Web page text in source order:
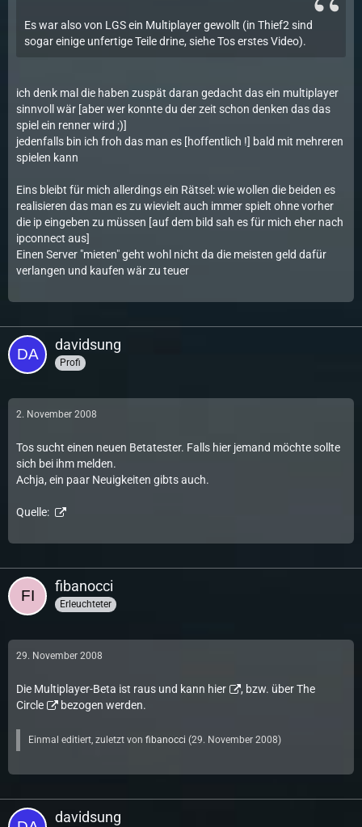
Es war also von LGS ein Multiplayer gewollt (in Thief2 sind
sogar einige unfertige Teile drine, siehe Tos erstes Video).
ich denk mal die haben zuspät daran gedacht das ein multiplayer
sinnvoll wär [aber wer konnte du der zeit schon denken das das
spiel ein renner wird ;)]
jedenfalls bin ich froh das man es [hoffentlich !] bald mit mehreren
spielen kann
Eins bleibt für mich allerdings ein Rätsel: wie wollen die beiden es
realisieren das man es zu wievielt auch immer spielt ohne vorher
die ip eingeben zu müssen [auf dem bild sah es für mich eher nach
ipconnect aus]
Einen Server "mieten" geht wohl nicht da die meisten geld dafür
verlangen und kaufen wär zu teuer
davidsung
Profi
2. November 2008
Tos sucht einen neuen Betatester. Falls hier jemand möchte sollte
sich bei ihm melden.
Achja, ein paar Neuigkeiten gibts auch.
Quelle:
fibanocci
Erleuchteter
29. November 2008
Die Multiplayer-Beta ist raus und kann hier , bzw. überThe
Circle
bezogen werden.
Einmal editiert, zuletzt von fibanocci (29. November 2008)
davidsung